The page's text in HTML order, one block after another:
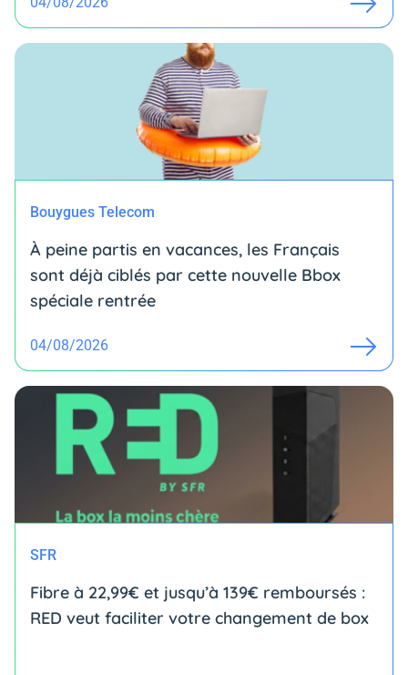
Bouygues Telecom
À peine partis en vacances, les Français
sont déjà ciblés par cette nouvelle Bbox
spéciale rentrée
04/08/2026
SFR
Fibre à 22,99€ et jusqu’à 139€ remboursés :
RED veut faciliter votre changement de box